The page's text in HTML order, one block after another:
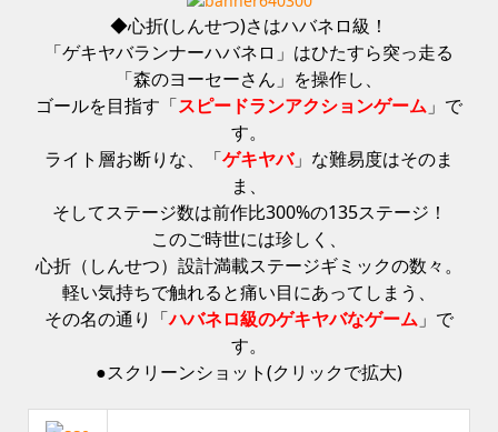
◆心折(しんせつ)さはハバネロ級！
「ゲキヤバランナーハバネロ」はひたすら突っ走る
「森のヨーセーさん」を操作し、
ゴールを目指す「スピードランアクションゲーム」で
す。
ライト層お断りな、「ゲキヤバ」な難易度はそのま
ま、
そしてステージ数は前作比300%の135ステージ！
このご時世には珍しく、
心折（しんせつ）設計満載ステージギミックの数々。
軽い気持ちで触れると痛い目にあってしまう、
その名の通り「ハバネロ級のゲキヤバなゲーム」で
す。
●スクリーンショット(クリックで拡大)